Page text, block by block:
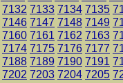
7132 7133 7134 7135
7146 7147 7148 7149
7160 7161 7162 7163
7174 7175 7176 7177
7188 7189 7190 7191
7202 7203 7204 7205